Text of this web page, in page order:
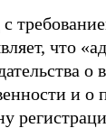
что
о
и о